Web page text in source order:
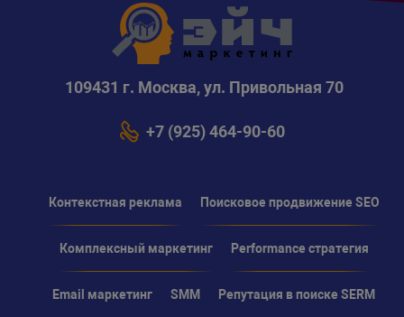
109431 г. Москва, ул. Привольная 70
+7 (925) 464-90-60
Контекстная реклама Поисковое продвижение SEO
Комплексный маркетинг Performance стратегия
Email маркетинг SMM Репутация в поиске SERM